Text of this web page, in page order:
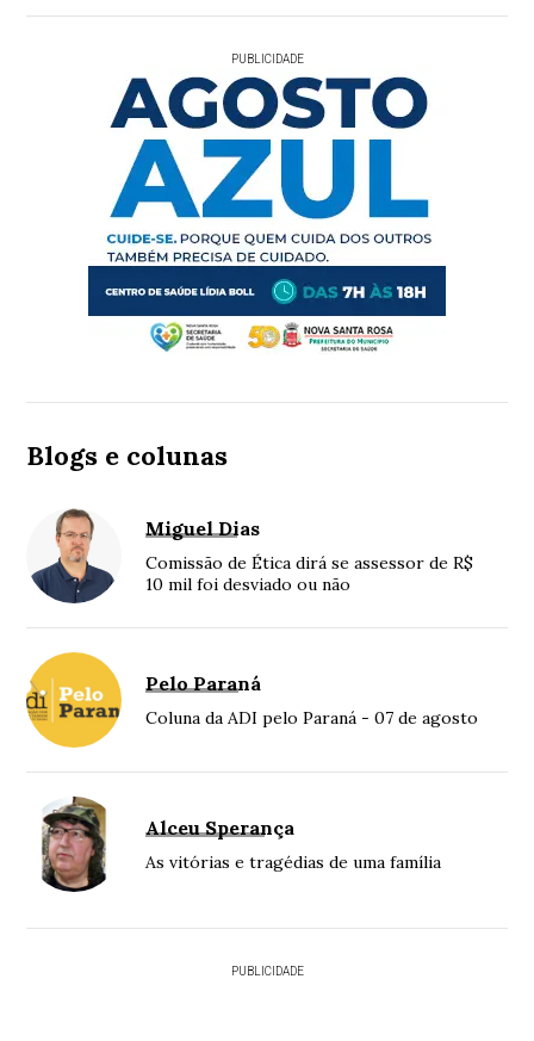
PUBLICIDADE
Blogs e colunas
Miguel Dias
Comissão de Ética dirá se assessor de R$
10 mil foi desviado ou não
Pelo Paraná
Coluna da ADI pelo Paraná - 07 de agosto
Alceu Sperança
As vitórias e tragédias de uma família
PUBLICIDADE